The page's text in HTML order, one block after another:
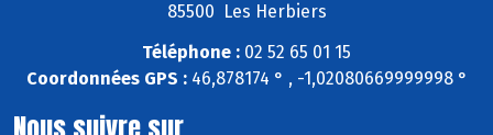
85500 Les Herbiers
Téléphone : 02 52 65 01 15
Coordonnées GPS :46,878174 ° , -1,02080669999998 °